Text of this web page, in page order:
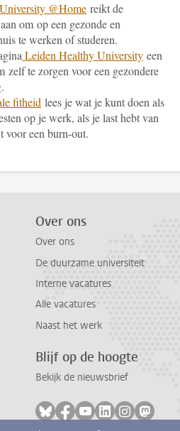
@Home reikt de
om op een gezonde en
te werken of studeren.
Leiden Healthy University een
zelf te zorgen voor een gezondere
fitheid lees je wat je kunt doen als
op je werk, als je last hebt van
voor een burn-out.
Over ons
Over ons
De duurzame universiteit
Interne vacatures
Alle vacatures
Naast het werk
Blijf op de hoogte
Bekijk de nieuwsbrief
Volg ons op bluesky
Volg ons op facebook
Volg ons op
Volg ons op
Volg ons
Volg